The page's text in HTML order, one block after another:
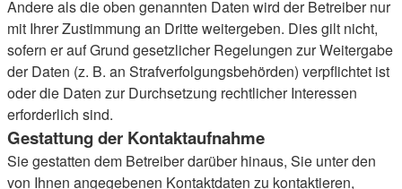
Andere als die oben genannten Daten wird der Betreiber nur
mit Ihrer Zustimmung an Dritte weitergeben. Dies gilt nicht,
sofern er auf Grund gesetzlicher Regelungen zur Weitergabe
der Daten (z. B. an Strafverfolgungsbehörden) verpflichtet ist
oder die Daten zur Durchsetzung rechtlicher Interessen
erforderlich sind.
Gestattung der Kontaktaufnahme
Sie gestatten dem Betreiber darüber hinaus, Sie unter den
von Ihnen angegebenen Kontaktdaten zu kontaktieren,